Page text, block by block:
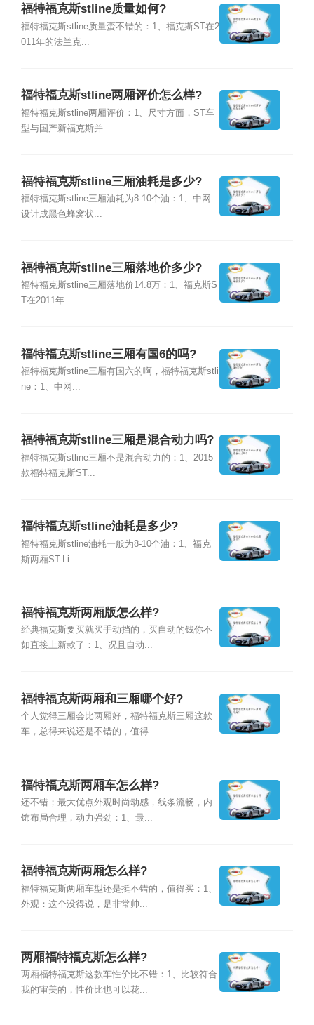
福特福克斯stline质量如何?
福特福克斯stline质量蛮不错的：1、福克斯ST在2
011年的法兰克...
福特福克斯stline两厢评价怎么样?
福特福克斯stline两厢评价：1、尺寸方面，ST车
型与国产新福克斯并...
福特福克斯stline三厢油耗是多少?
福特福克斯stline三厢油耗为8-10个油：1、中网
设计成黑色蜂窝状...
福特福克斯stline三厢落地价多少?
福特福克斯stline三厢落地价14.8万：1、福克斯S
T在2011年...
福特福克斯stline三厢有国6的吗?
福特福克斯stline三厢有国六的啊，福特福克斯stli
ne：1、中网...
福特福克斯stline三厢是混合动力吗?
福特福克斯stline三厢不是混合动力的：1、2015
款福特福克斯ST...
福特福克斯stline油耗是多少?
福特福克斯stline油耗一般为8-10个油：1、福克
斯两厢ST-Li...
福特福克斯两厢版怎么样?
经典福克斯要买就买手动挡的，买自动的钱你不
如直接上新款了：1、况且自动...
福特福克斯两厢和三厢哪个好?
个人觉得三厢会比两厢好，福特福克斯三厢这款
车，总得来说还是不错的，值得...
福特福克斯两厢车怎么样?
还不错；最大优点外观时尚动感，线条流畅，内
饰布局合理，动力强劲：1、最...
福特福克斯两厢怎么样?
福特福克斯两厢车型还是挺不错的，值得买：1、
外观：这个没得说，是非常帅...
两厢福特福克斯怎么样?
两厢福特福克斯这款车性价比不错：1、比较符合
我的审美的，性价比也可以花...